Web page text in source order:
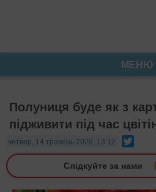
МЕНЮ
Полуниця буде як з
підживити під час
четвер, 14 травень 2026, 13:12
Слідкуйте за нами